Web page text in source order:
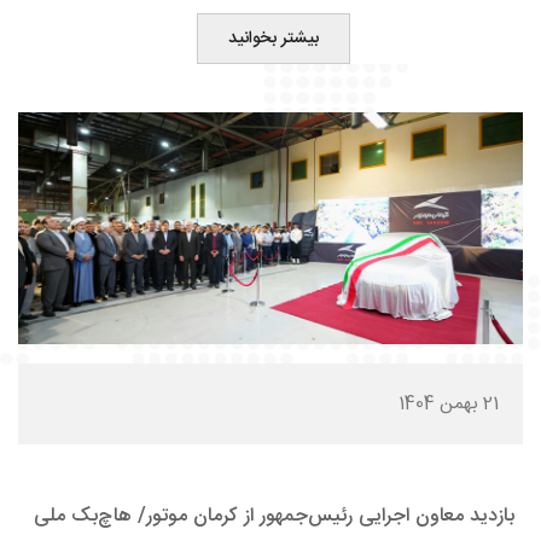
بیشتر بخوانید
21 بهمن 1404
بازدید معاون اجرایی رئیس‌جمهور از کرمان موتور/ هاچ‌بک ملی